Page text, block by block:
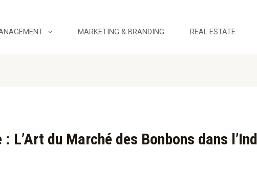
MARKETING & BRANDING REAL ESTATE
L’Art du Marché des Bonbons dans